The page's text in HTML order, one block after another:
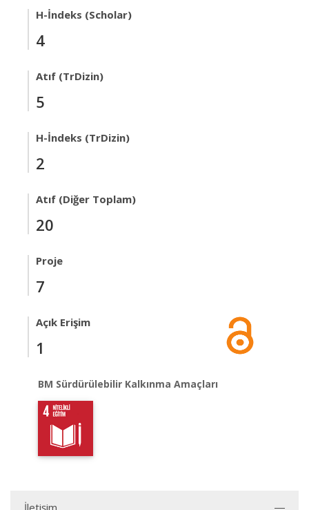
H-İndeks (Scholar)
4
Atıf (TrDizin)
5
H-İndeks (TrDizin)
2
Atıf (Diğer Toplam)
20
Proje
7
Açık Erişim
1
BM Sürdürülebilir Kalkınma Amaçları
İletişim